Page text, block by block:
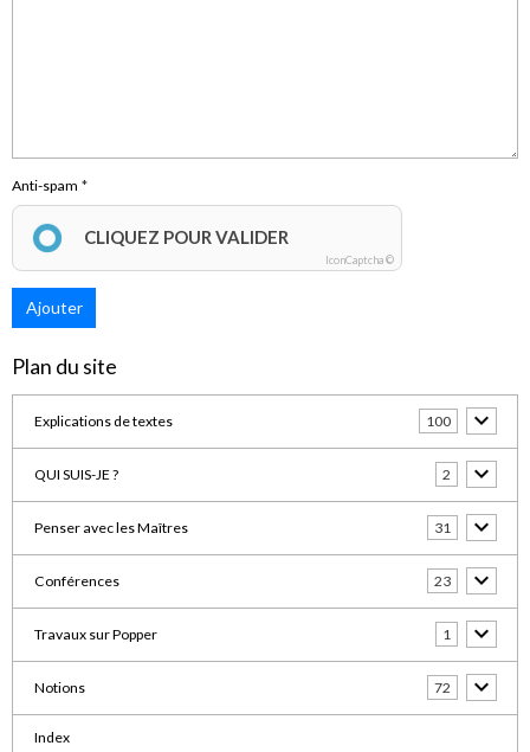
Anti-spam
CLIQUEZ POUR VALIDER
IconCaptcha ©
Ajouter
Plan du site
Explications de textes 100
QUI SUIS-JE ? 2
Penser avec les Maîtres 31
Conférences 23
Travaux sur Popper 1
Notions 72
Index